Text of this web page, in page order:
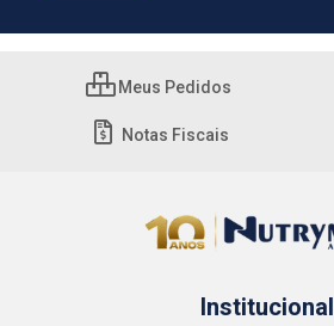
Meus Pedidos
Notas Fiscais
Institucional